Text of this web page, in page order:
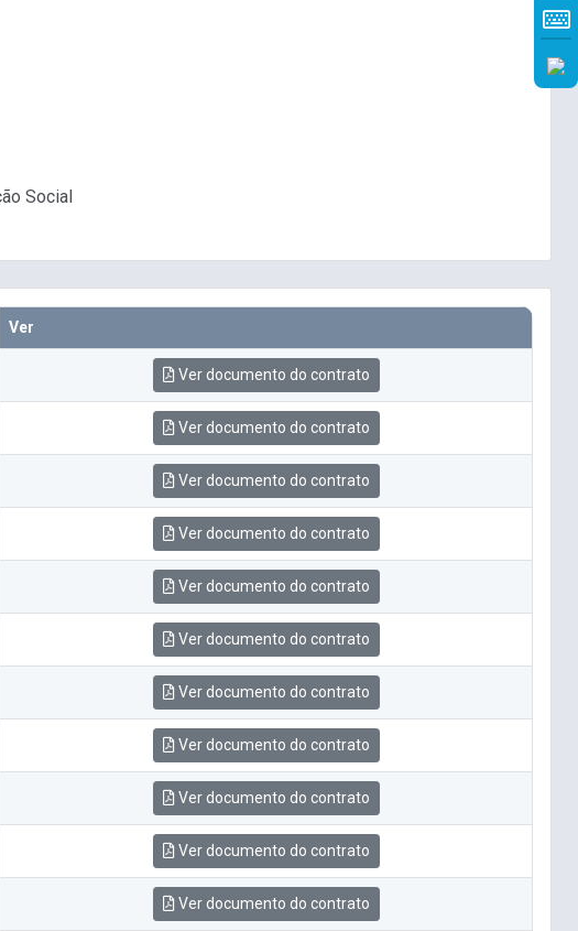
Social
Ver
Ver documento do contrato
Ver documento do contrato
Ver documento do contrato
Ver documento do contrato
Ver documento do contrato
Ver documento do contrato
Ver documento do contrato
Ver documento do contrato
Ver documento do contrato
Ver documento do contrato
Ver documento do contrato